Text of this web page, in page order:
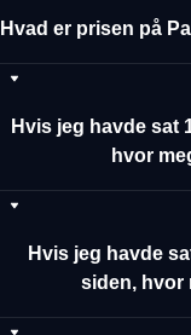
Hvad er prisen på
Hvis jeg havde sat
hvor
Hvis jeg havde
siden, hvor